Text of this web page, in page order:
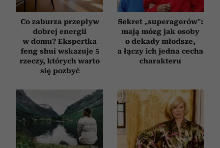
Co zaburza przepływ
dobrej energii
w domu? Ekspertka
feng shui wskazuje 5
rzeczy, których warto
się pozbyć
Sekret „superagerów”:
mają mózg jak osoby
o dekady młodsze,
a łączy ich jedna cecha
charakteru